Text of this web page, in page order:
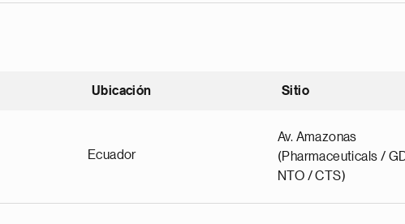
Ubicación Sitio
Ecuador
Av. Amazonas
(Pharmaceuticals /
NTO / CTS)